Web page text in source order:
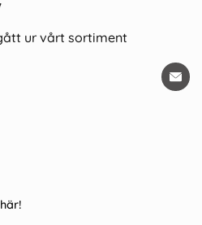
ur vårt sortiment